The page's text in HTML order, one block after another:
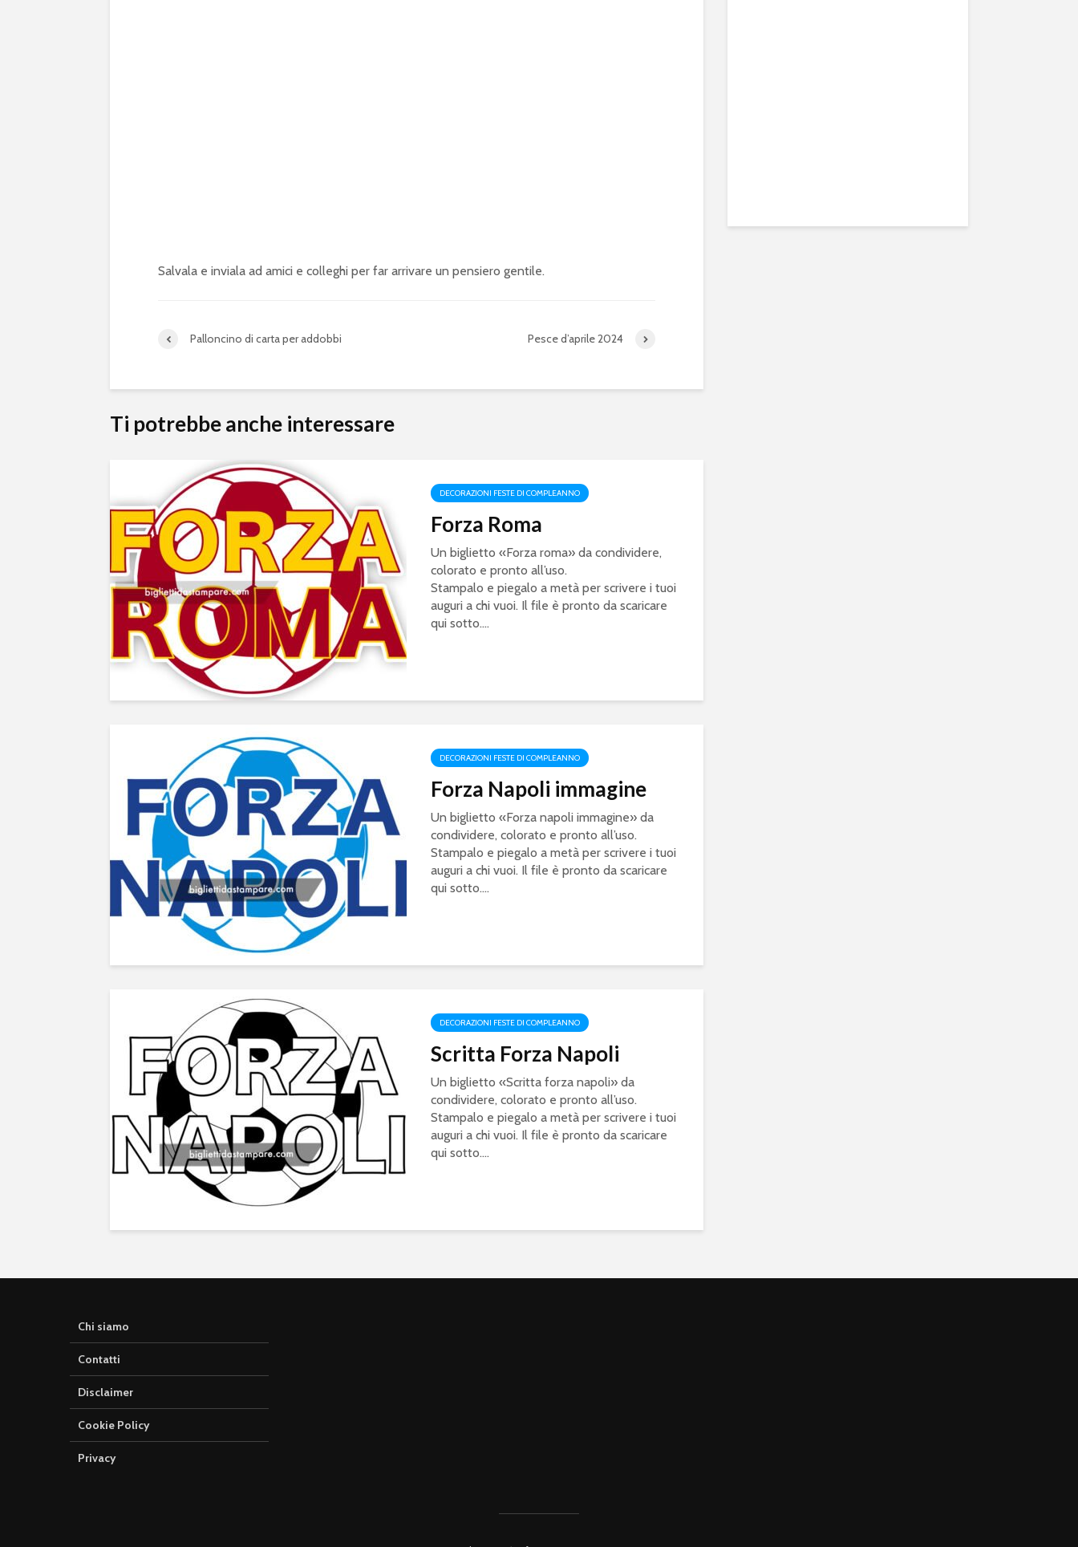
Salvala e inviala ad amici e colleghi per far arrivare un pensiero gentile.
Palloncino di carta per addobbi Pesce d’aprile 2024
Ti potrebbe anche interessare
DECORAZIONI FESTE DI COMPLEANNO
Forza Roma
Un biglietto «Forza roma» da condividere,
colorato e pronto all’uso.
Stampalo e piegalo a metà per scrivere i tuoi
auguri a chi vuoi. Il file è pronto da scaricare
qui sotto....
DECORAZIONI FESTE DI COMPLEANNO
Forza Napoli immagine
Un biglietto «Forza napoli immagine» da
condividere, colorato e pronto all’uso.
Stampalo e piegalo a metà per scrivere i tuoi
auguri a chi vuoi. Il file è pronto da scaricare
qui sotto....
DECORAZIONI FESTE DI COMPLEANNO
Scritta Forza Napoli
Un biglietto «Scritta forza napoli» da
condividere, colorato e pronto all’uso.
Stampalo e piegalo a metà per scrivere i tuoi
auguri a chi vuoi. Il file è pronto da scaricare
qui sotto....
Chi siamo
Contatti
Disclaimer
Cookie Policy
Privacy